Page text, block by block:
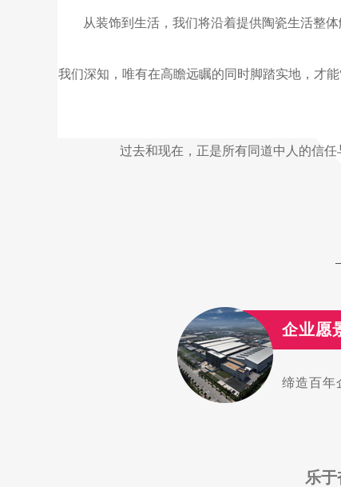
从装饰到生活，我们将沿着提供陶瓷生活整
我们深知，唯有在高瞻远瞩的同时脚踏实地，才
过去和现在，正是所有同道中人的信
企业愿
缔造百年
乐于